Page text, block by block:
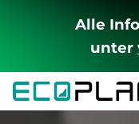
Alle
unter